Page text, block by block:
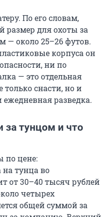
По его словам,
для охоты за
около 25–26 футов.
корпуса он
ни по
— это отдельная
снасти, но и
разведка.
за тунцом и что
по цене:
тунца во
от 30–40 тысяч рублей
четырех
общей суммой за